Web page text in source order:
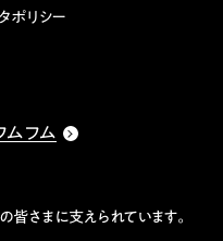
ポリシー
ムフム
さまに支えられています。